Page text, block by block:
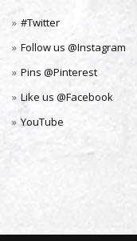
#Twitter
Follow us @Instagram
Pins @Pinterest
Like us @Facebook
YouTube